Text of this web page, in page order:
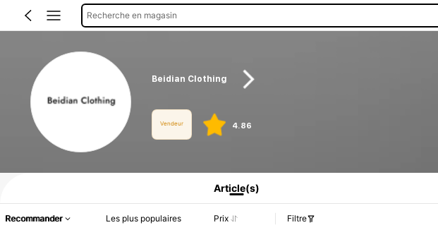
Recherche en magasin
Beidian Clothing
Vendeur 4.86
Informations produit : Divulgation des prix, détails sur les ventes et le stock.
Article(s)
Recommander Les plus populaires Prix Filtre